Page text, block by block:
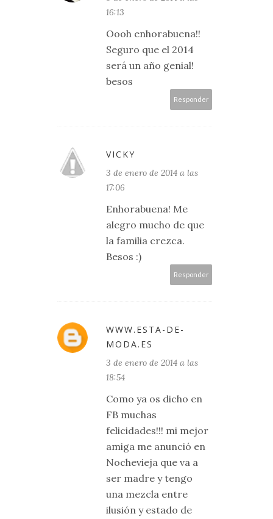
16:13
Oooh enhorabuena!!
Seguro que el 2014
será un año genial!
besos
Responder
VICKY
3 de enero de 2014 a las
17:06
Enhorabuena! Me
alegro mucho de que
la familia crezca.
Besos :)
Responder
WWW.ESTA-DE-
MODA.ES
3 de enero de 2014 a las
18:54
Como ya os dicho en
FB muchas
felicidades!!! mi mejor
amiga me anunció en
Nochevieja que va a
ser madre y tengo
una mezcla entre
ilusión y estado de